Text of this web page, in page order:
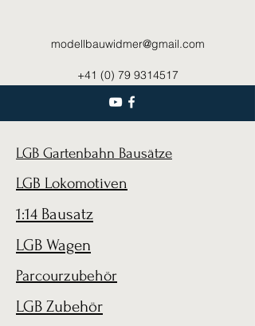
modellbauwidmer@gmail.com
+41 (0) 79 9314517
LGB Gartenbahn Bausätze
LGB Lokomotiven
1:14 Bausatz
LGB Wagen
Parcourzubehör
LGB Zubehör